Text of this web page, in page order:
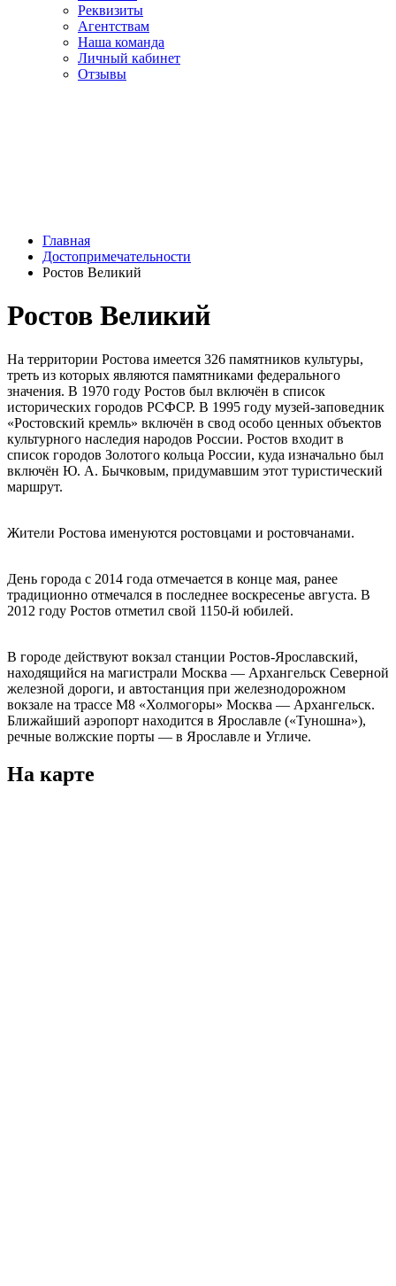
Реквизиты
Агентствам
Наша команда
Личный кабинет
Отзывы
Главная
Достопримечательности
Ростов Великий
Ростов Великий
На территории Ростова имеется 326 памятников культуры,
треть из которых являются памятниками федерального
значения. В 1970 году Ростов был включён в список
исторических городов РСФСР. В 1995 году музей-заповедник
«Ростовский кремль» включён в свод особо ценных объектов
культурного наследия народов России. Ростов входит в
список городов Золотого кольца России, куда изначально был
включён Ю. А. Бычковым, придумавшим этот туристический
маршрут.
Жители Ростова именуются ростовцами и ростовчанами.
День города с 2014 года отмечается в конце мая, ранее
традиционно отмечался в последнее воскресенье августа. В
2012 году Ростов отметил свой 1150-й юбилей.
В городе действуют вокзал станции Ростов-Ярославский,
находящийся на магистрали Москва — Архангельск Северной
железной дороги, и автостанция при железнодорожном
вокзале на трассе М8 «Холмогоры» Москва — Архангельск.
Ближайший аэропорт находится в Ярославле («Туношна»),
речные волжские порты — в Ярославле и Угличе.
На карте